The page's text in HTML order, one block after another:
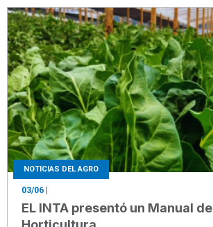
NOTICIAS DEL AGRO
03/06
EL INTA presentó un Manual de